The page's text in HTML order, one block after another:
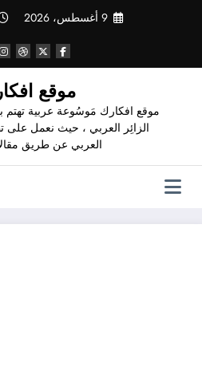
9 أغسطس، 2026
موقع
موقع افكارك مَوسُوعة عربية تهتم
الزائِر العربي ، حيث نعمل على
العربي عن طريق